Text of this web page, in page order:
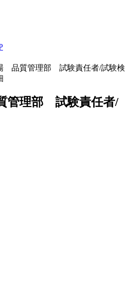
品質管理部 試験責任者/試験検
管理部 試験責任者/